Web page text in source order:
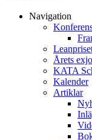
Navigation
Årets
KATA
Kalender
Artiklar